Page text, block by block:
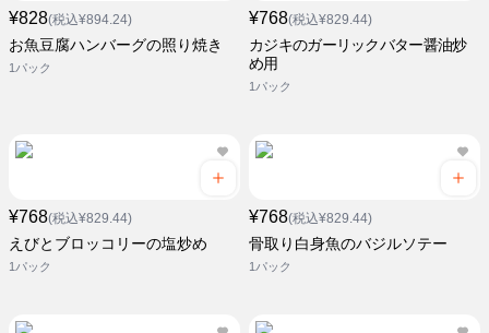
¥828(税込¥894.24)
お魚豆腐ハンバーグの照り焼き
1パック
¥768(税込¥829.44)
カジキのガーリックバター醤油炒
め用
1パック
¥768(税込¥829.44)
えびとブロッコリーの塩炒め
1パック
¥768(税込¥829.44)
骨取り白身魚のバジルソテー
1パック